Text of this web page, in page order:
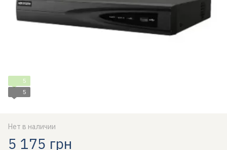
5
5
Нет в наличии
5 175 грн